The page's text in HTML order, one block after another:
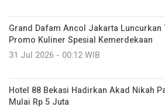
Grand Dafam Ancol Jakarta Luncurkan
Promo Kuliner Spesial Kemerdekaan
31 Jul 2026 - 00:12 WIB
Hotel 88 Bekasi Hadirkan Akad Nikah
Mulai Rp 5 Juta